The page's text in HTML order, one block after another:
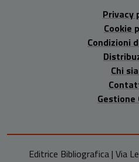
Privacy
Cookie
Condizioni
Chi
Gestione
Editrice Bibliografica | Via